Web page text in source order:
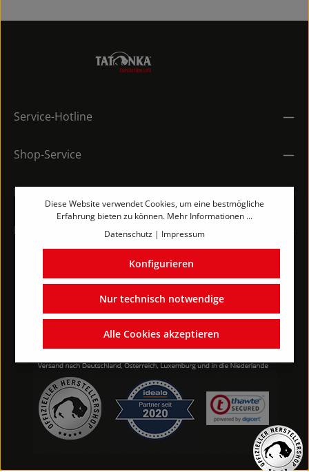
Service-Hotline
Shop-Service
Rechtliches
Kontakt
Diese Website verwendet Cookies, um eine bestmögliche
Erfahrung bieten zu können. Mehr Informationen ...
Datenschutz | Impressum
Nur technisch notwendige
Konfigurieren
Alle Cookies akzeptieren